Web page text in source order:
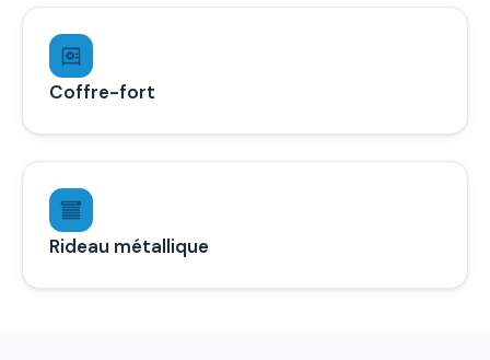
Coffre-fort
Rideau métallique